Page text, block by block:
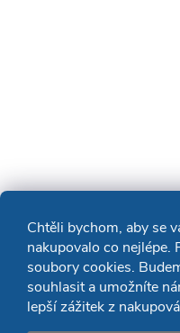
Chtěli bychom, aby se
nakupovalo co nejlépe.
soubory cookies.
souhlasit a umožníte
lepší zážitek z